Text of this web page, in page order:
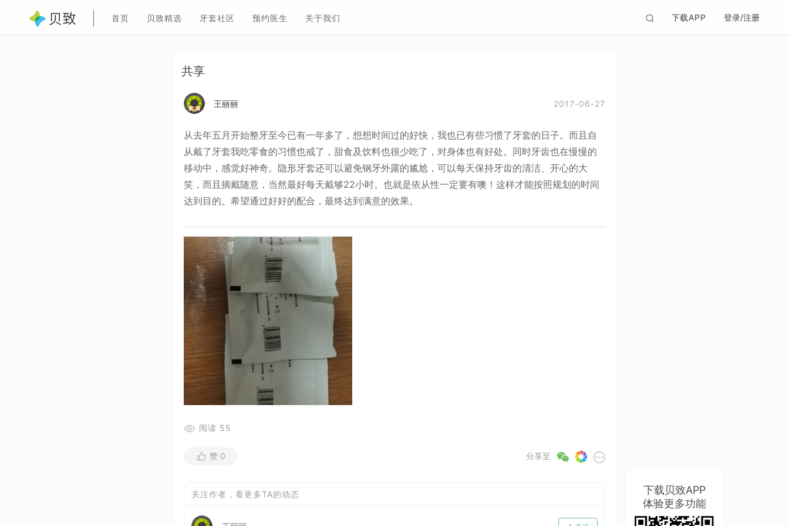
首页 贝致精选 牙套社区 预约医生 关于我们 下载APP 登录/注册
共享
王丽丽 2017-06-27
从去年五月开始整牙至今已有一年多了，想想时间过的好快，我也已有些习惯了牙套的日子。而且自
从戴了牙套我吃零食的习惯也戒了，甜食及饮料也很少吃了，对身体也有好处。同时牙齿也在慢慢的
移动中，感觉好神奇。隐形牙套还可以避免钢牙外露的尴尬，可以每天保持牙齿的清洁、开心的大
笑，而且摘戴随意，当然最好每天戴够22小时。也就是依从性一定要有噢！这样才能按照规划的时间
达到目的。希望通过好好的配合，最终达到满意的效果。
阅读 55
分享至
赞 0
关注作者，看更多TA的动态
下载贝致APP
体验更多功能